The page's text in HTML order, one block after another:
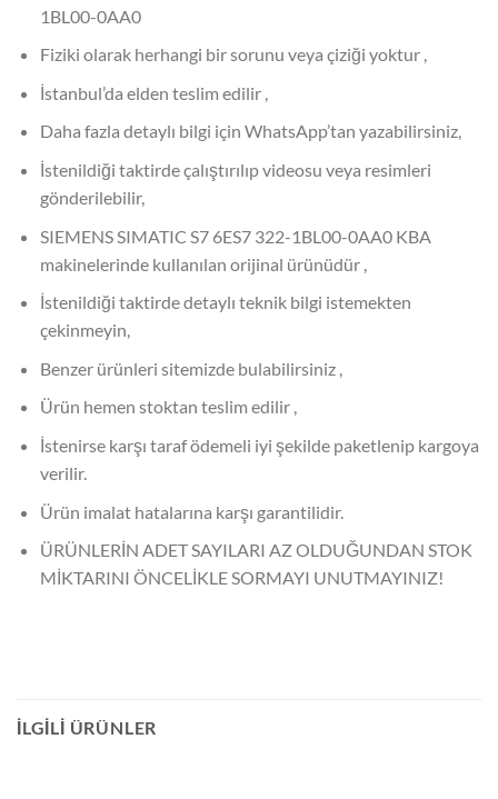
1BL00-0AA0
Fiziki olarak herhangi bir sorunu veya çiziği yoktur ,
İstanbul’da elden teslim edilir ,
Daha fazla detaylı bilgi için WhatsApp’tan yazabilirsiniz,
İstenildiği taktirde çalıştırılıp videosu veya resimleri
gönderilebilir,
SIEMENS SIMATIC S7 6ES7 322-1BL00-0AA0 KBA
makinelerinde kullanılan orijinal ürünüdür ,
İstenildiği taktirde detaylı teknik bilgi istemekten
çekinmeyin,
Benzer ürünleri sitemizde bulabilirsiniz ,
Ürün hemen stoktan teslim edilir ,
İstenirse karşı taraf ödemeli iyi şekilde paketlenip kargoya
verilir.
Ürün imalat hatalarına karşı garantilidir.
ÜRÜNLERİN ADET SAYILARI AZ OLDUĞUNDAN STOK
MİKTARINI ÖNCELİKLE SORMAYI UNUTMAYINIZ!
İLGILI ÜRÜNLER